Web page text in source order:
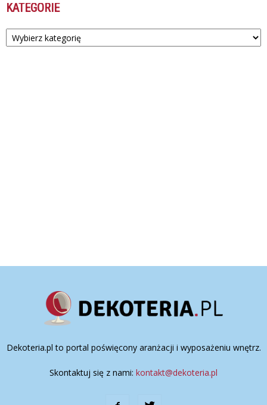
KATEGORIE
Kategorie
Dekoteria.pl to portal poświęcony aranżacji i wyposażeniu wnętrz.
Skontaktuj się z nami: kontakt@dekoteria.pl